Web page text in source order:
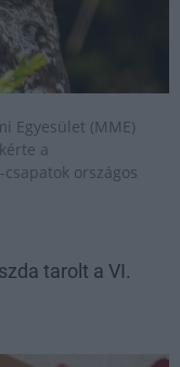
Egyesület (MME)
a
országos
tarolt a VI.